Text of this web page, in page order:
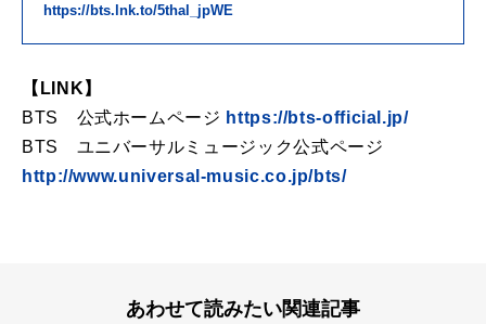
https://bts.lnk.to/5thal_jpWE
【LINK】
BTS 公式ホームページ https://bts-official.jp/
BTS ユニバーサルミュージック公式ページ
http://www.universal-music.co.jp/bts/
あわせて読みたい関連記事